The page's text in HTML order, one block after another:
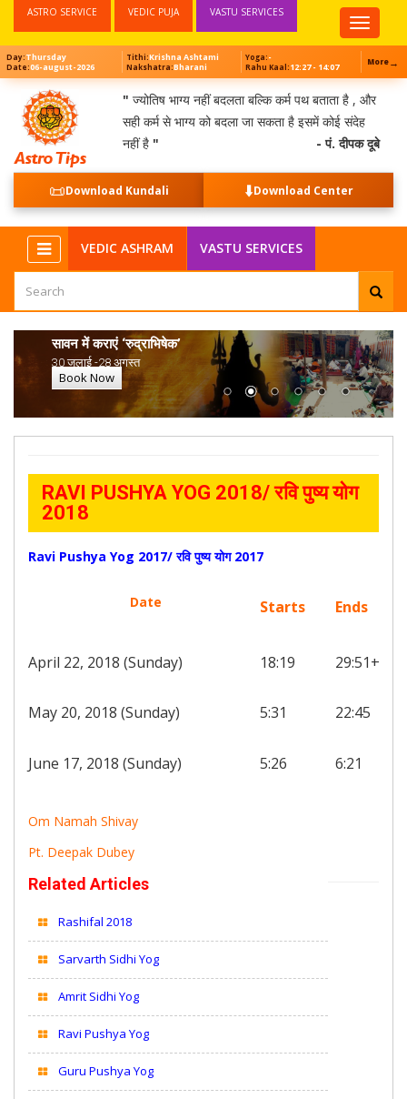
Top
Menu
ASTRO SERVICE VEDIC PUJA VASTU SERVICES
Day:Thursday
Date:06-august-2026
Tithi:Krishna Ashtami
Nakshatra:Bharani
Yoga:-
Rahu Kaal:12:27 - 14:07 More→
" ज्योतिष भाग्य नहीं बदलता बल्कि कर्म पथ बताता है , और
सही कर्म से भाग्य को बदला जा सकता है इसमें कोई संदेह
नहीं है " - पं. दीपक दूबे
📜Download Kundali ⬇️Download Center
VEDIC ASHRAM VASTU SERVICES
सावन में कराएं ‘रुद्राभिषेक’
30 जुलाई -28 अगस्त
Book Now
RAVI PUSHYA YOG 2018/ रवि पुष्य योग
2018
Ravi Pushya Yog 2017/ रवि पुष्य योग 2017
Date Starts Ends
April 22, 2018 (Sunday) 18:19 29:51+
May 20, 2018 (Sunday) 5:31 22:45
June 17, 2018 (Sunday) 5:26 6:21
Om Namah Shivay
Pt. Deepak Dubey
Related Articles
Rashifal 2018
Sarvarth Sidhi Yog
Amrit Sidhi Yog
Ravi Pushya Yog
Guru Pushya Yog